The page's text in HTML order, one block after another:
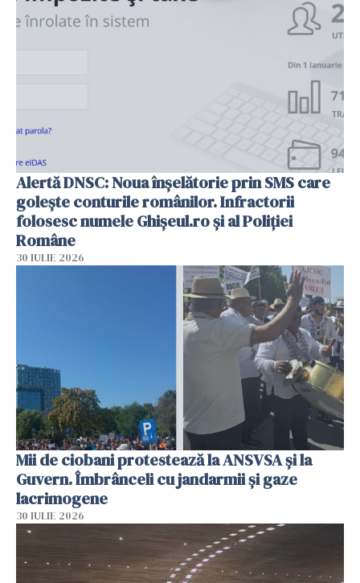
Alertă DNSC: Noua înșelătorie prin SMS care
golește conturile românilor. Infractorii
folosesc numele Ghișeul.ro și al Poliției
Române
30 IULIE 2026
Mii de ciobani protestează la ANSVSA și la
Guvern. Îmbrânceli cu jandarmii și gaze
lacrimogene
30 IULIE 2026